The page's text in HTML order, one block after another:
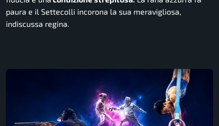
paura e il Settecolli incorona la sua meravigliosa,
indiscussa regina.